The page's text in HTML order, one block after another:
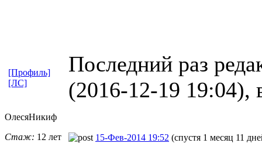
Последний раз
(2016-12-19 19:04),
[Профиль]
[ЛС]
ОлесяНикиф
Стаж: 12 лет
15-Фев-2014 19:52 (спустя 1 месяц 11